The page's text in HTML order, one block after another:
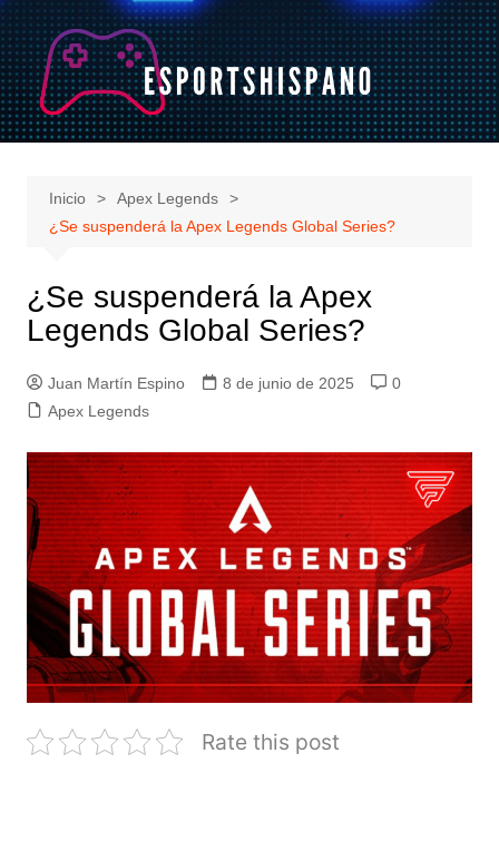
Saltar
al
contenido
Inicio
Apex Legends
¿Se suspenderá la Apex Legends Global Series?
¿Se suspenderá la Apex
Legends Global Series?
Juan Martín Espino 8 de junio de 2025
0
Apex Legends
Rate this post